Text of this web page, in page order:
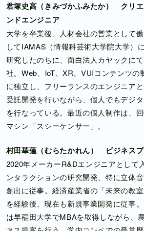
君塚史高（きみづかふみたか） クリ
ンドエンジニア
大学を卒業後、人材会社の営業として
してIAMAS（情報科芸術大学院大学）
研究したのちに、面白法人カヤックに
社。Web、IoT、XR、VUIコンテンツの
に独立し、フリーランスのエンジニア
受託開発を行いながら、個人でもデジ
を行なっている。最近の個人制作は、
マシン「スシーケンサー」。
村田華蓮（むらたかれん） ビジネス
2020年メーカーR&Dエンジニアとして
ンタラクションの研究開発、特に立体
創出に従事。経済産業省の「未来の教
を経験後、現在も新規事業開発に従事
は早稲⽥⼤学でMBAを取得しながら、